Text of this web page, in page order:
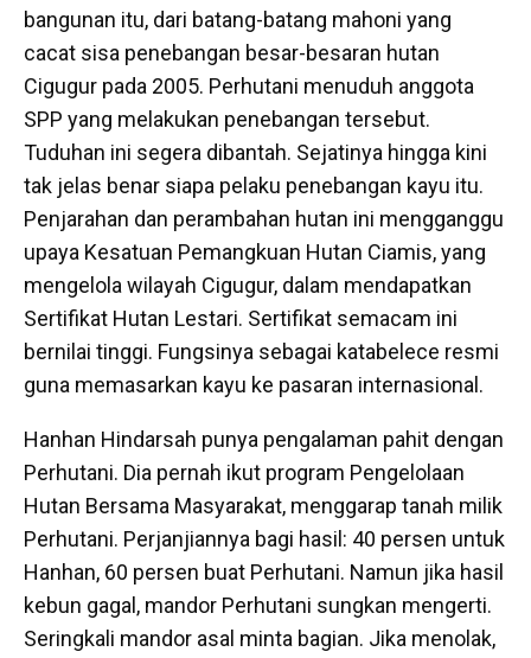
bangunan itu, dari batang-batang mahoni yang
cacat sisa penebangan besar-besaran hutan
Cigugur pada 2005. Perhutani menuduh anggota
SPP yang melakukan penebangan tersebut.
Tuduhan ini segera dibantah. Sejatinya hingga kini
tak jelas benar siapa pelaku penebangan kayu itu.
Penjarahan dan perambahan hutan ini mengganggu
upaya Kesatuan Pemangkuan Hutan Ciamis, yang
mengelola wilayah Cigugur, dalam mendapatkan
Sertifikat Hutan Lestari. Sertifikat semacam ini
bernilai tinggi. Fungsinya sebagai katabelece resmi
guna memasarkan kayu ke pasaran internasional.
Hanhan Hindarsah punya pengalaman pahit dengan
Perhutani. Dia pernah ikut program Pengelolaan
Hutan Bersama Masyarakat, menggarap tanah milik
Perhutani. Perjanjiannya bagi hasil: 40 persen untuk
Hanhan, 60 persen buat Perhutani. Namun jika hasil
kebun gagal, mandor Perhutani sungkan mengerti.
Seringkali mandor asal minta bagian. Jika menolak,